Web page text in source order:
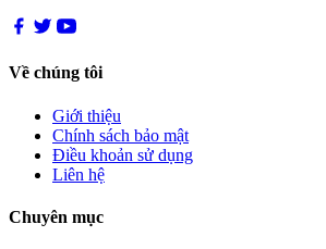
Về chúng tôi
Giới thiệu
Chính sách bảo mật
Điều khoản sử dụng
Liên hệ
Chuyên mục